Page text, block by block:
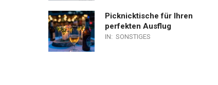
Picknicktische für Ihren
perfekten Ausflug
IN: SONSTIGES